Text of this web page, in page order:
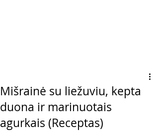
Mišrainė su liežuviu, kepta
duona ir marinuotais
agurkais (Receptas)